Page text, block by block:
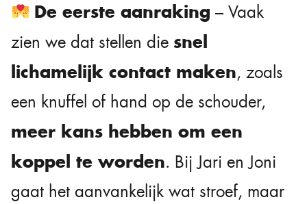
De eerste aanraking – Vaak
zien we dat stellen die snel
lichamelijk contact maken, zoals
een knuffel of hand op de schouder,
meer kans hebben om een
koppel te worden. Bij Jari en Joni
gaat het aanvankelijk wat stroef, maar